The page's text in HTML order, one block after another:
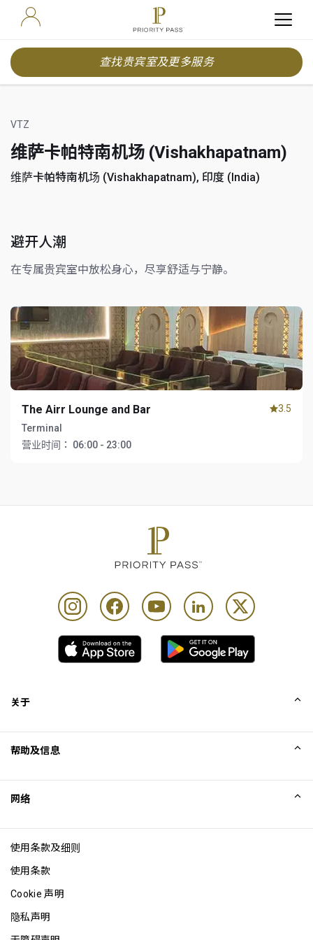
查找贵宾室及更多服务
VTZ
维萨卡帕特南机场 (Vishakhapatnam)
维萨卡帕特南机场 (Vishakhapatnam), 印度 (India)
避开人潮
在专属贵宾室中放松身心，尽享舒适与宁静。
The Airr Lounge and Bar
Terminal
营业时间：
06:00 - 23:00
3.5
关于
Excellence Awards
博客
帮助及信息
网络
使用条款及细则
使用条款
Cookie 声明
隐私声明